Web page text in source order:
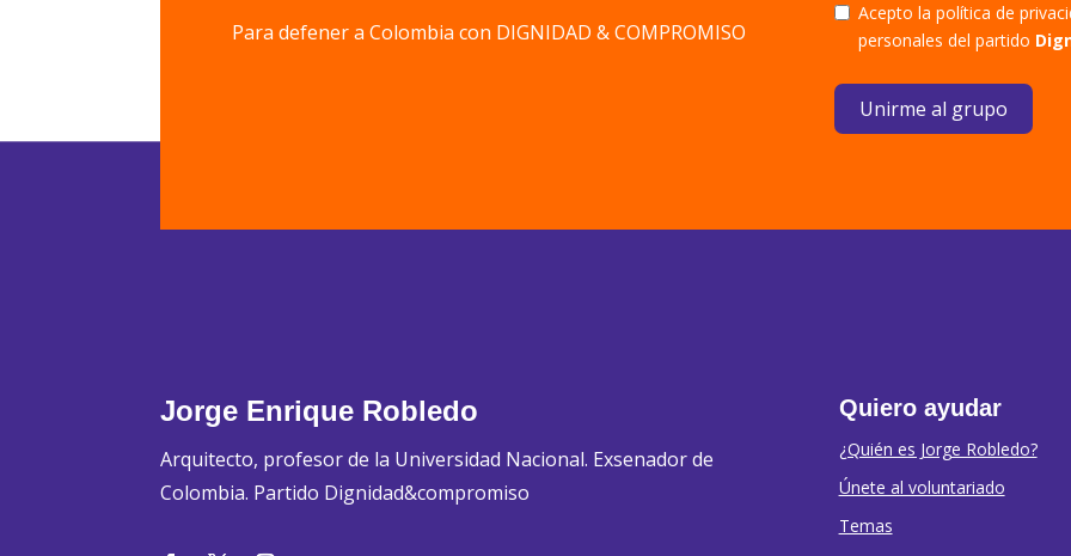
Para defener a Colombia con DIGNIDAD & COMPROMISO
Acepto la política de
personales del partido
Unirme al grupo
Jorge Enrique Robledo
Arquitecto, profesor de la Universidad Nacional. Exsenador de
Colombia. Partido Dignidad&compromiso
Quiero ayudar
¿Quién es Jorge Robledo?
Únete al voluntariado
Temas